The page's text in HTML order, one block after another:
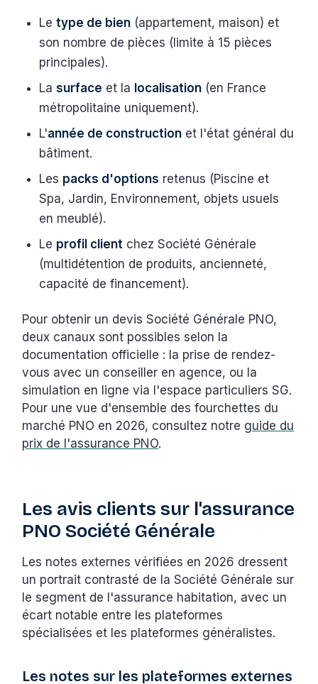
Letype de bien (appartement, maison) et
son nombre de pièces (limite à 15 pièces
principales).
Lasurface et la localisation (en France
métropolitaine uniquement).
L'année de construction et l'état général du
bâtiment.
Les packs d'options retenus (Piscine et
Spa, Jardin, Environnement, objets usuels
en meublé).
Le profil client chez Société Générale
(multidétention de produits, ancienneté,
capacité de financement).
Pour obtenir un devis Société Générale PNO,
deux canaux sont possibles selon la
documentation officielle : la prise de rendez-
vous avec un conseiller en agence, ou la
simulation en ligne via l'espace particuliers SG.
Pour une vue d'ensemble des fourchettes du
marché PNO en 2026, consultez notre guide du
prix de l'assurance PNO.
Les avis clients sur l'assurance
PNO Société Générale
Les notes externes vérifiées en 2026 dressent
un portrait contrasté de la Société Générale sur
le segment de l'assurance habitation, avec un
écart notable entre les plateformes
spécialisées et les plateformes généralistes.
Les notes sur les plateformes externes